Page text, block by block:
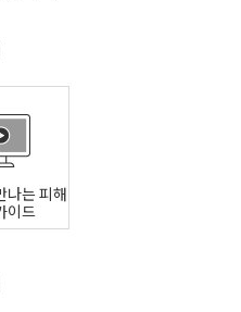
나는 피해
이드